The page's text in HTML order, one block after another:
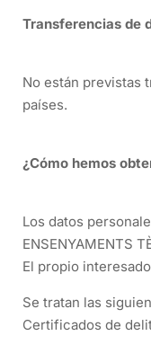
Transferencias de
No están previstas
países.
¿Cómo hemos
Los datos
ENSENYAMENTS
El propio
Se tratan las
Certificados de